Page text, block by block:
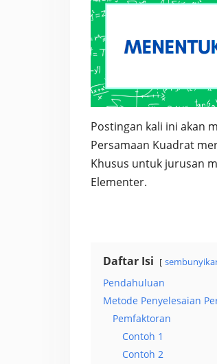
Postingan kali ini akan
Persamaan Kuadrat
Khusus untuk jurusan
Elementer.
Daftar Isi
Pendahuluan
Metode Penyelesaian
Pemfaktoran
Contoh 1
Contoh 2